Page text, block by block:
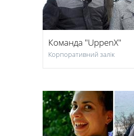
Команда "UppenX"
Корпоративний залік